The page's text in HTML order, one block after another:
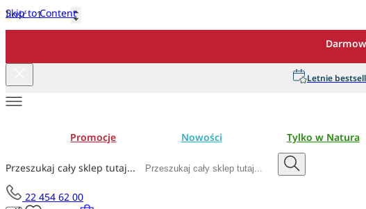
Skip to Content
Letnie
Promocje Nowości Tylko w Natura
Przeszukaj cały sklep tutaj...
22 454 62 00
Ilość